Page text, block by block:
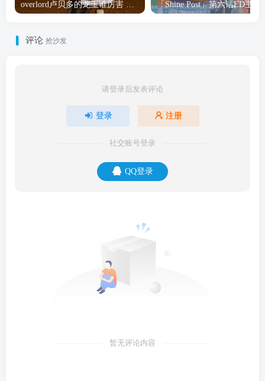
评论 抢沙发
请登录后发表评论
登录 注册
社交账号登录
QQ登录
暂无评论内容